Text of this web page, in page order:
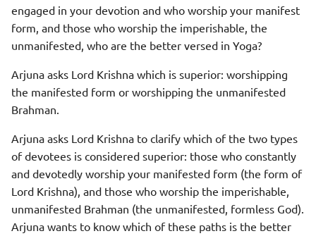
engaged in your devotion and who worship your manifest
form, and those who worship the imperishable, the
unmanifested, who are the better versed in Yoga?
Arjuna asks Lord Krishna which is superior: worshipping
the manifested form or worshipping the unmanifested
Brahman.
Arjuna asks Lord Krishna to clarify which of the two types
of devotees is considered superior: those who constantly
and devotedly worship your manifested form (the form of
Lord Krishna), and those who worship the imperishable,
unmanifested Brahman (the unmanifested, formless God).
Arjuna wants to know which of these paths is the better